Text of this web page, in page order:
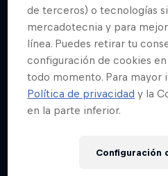
de terceros) o tecnologías
mercadotecnia y para
línea. Puedes retirar tu
configuración de cookies
todo momento. Para mayor
Política de privacidad y la
en la parte inferior.
Configuración